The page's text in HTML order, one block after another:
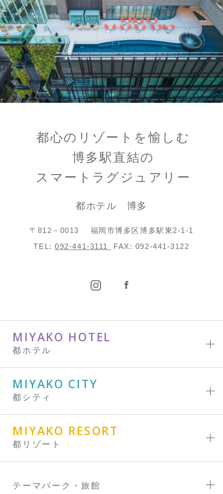
都心のリゾートを愉しむ
博多駅直結の
スマートラグジュアリー
都ホテル 博多
〒812－0013
福岡市博多区博多駅東2-1-1
TEL:092-441-3111 FAX: 092-441-3122
MIYAKO HOTEL
都ホテル
MIYAKO CITY
都シティ
MIYAKO RESORT
都リゾート
テーマパーク・旅館